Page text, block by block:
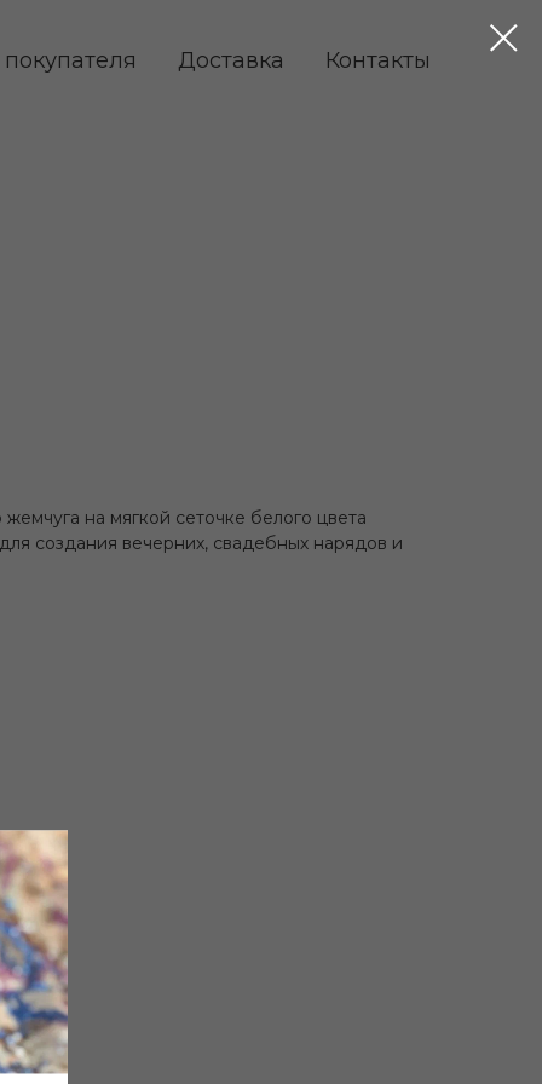
Доставка Контакты
на мягкой сеточке белого цвета
создания вечерних, свадебных нарядов и